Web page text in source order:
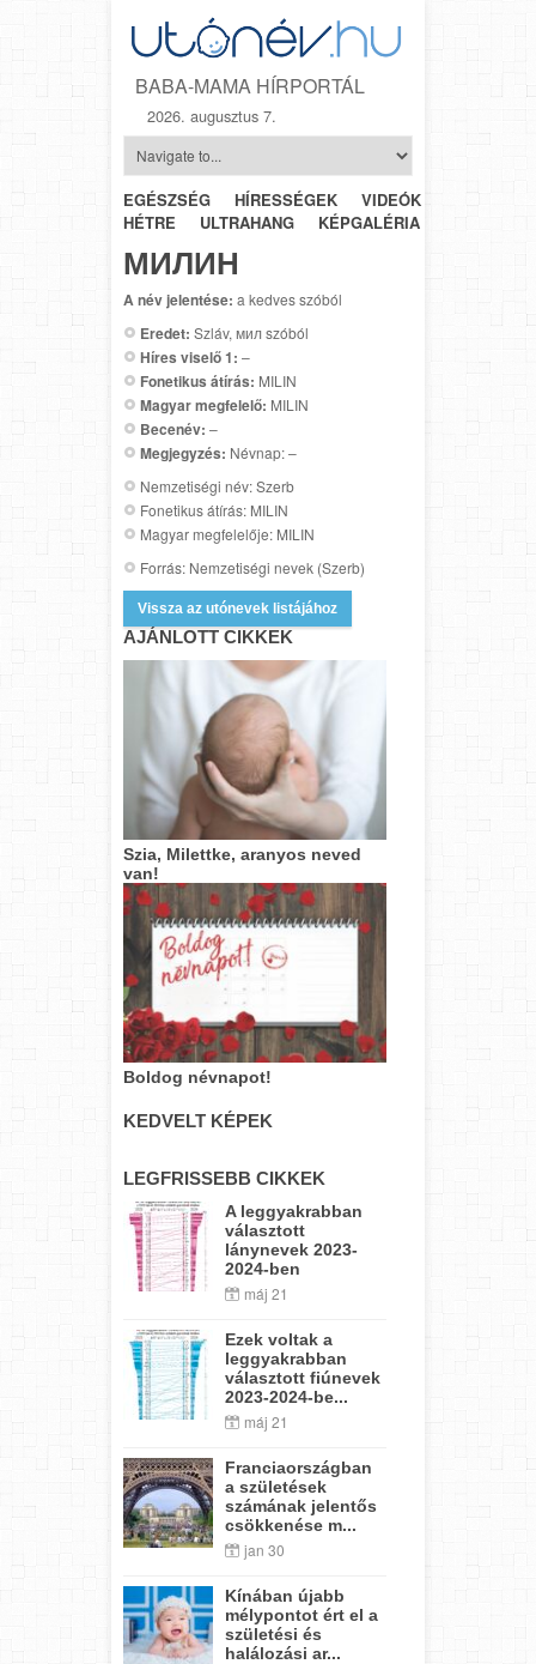
BABA-MAMA HÍRPORTÁL
2026. augusztus 7.
EGÉSZSÉG HÍRESSÉGEK VIDEÓK
HÉTRŐL-
HÉTRE
ULTRAHANG KÉPGALÉRIA
МИЛИН
A név jelentése: a kedves szóból
Eredet: Szláv, мил szóból
Híres viselő 1: –
Fonetikus átírás: MILIN
Magyar megfelelő: MILIN
Becenév: –
Megjegyzés: Névnap: –
Nemzetiségi név: Szerb
Fonetikus átírás: MILIN
Magyar megfelelője: MILIN
Forrás: Nemzetiségi nevek (Szerb)
Vissza az utónevek listájához
AJÁNLOTT CIKKEK
Szia, Milettke, aranyos neved
van!
Boldog névnapot!
KEDVELT KÉPEK
LEGFRISSEBB CIKKEK
A leggyakrabban
választott
lánynevek 2023-
2024-ben
máj 21
Ezek voltak a
leggyakrabban
választott fiúnevek
2023-2024-be...
máj 21
Franciaországban
a születések
számának jelentős
csökkenése m...
jan 30
Kínában újabb
mélypontot ért el a
születési és
halálozási ar...